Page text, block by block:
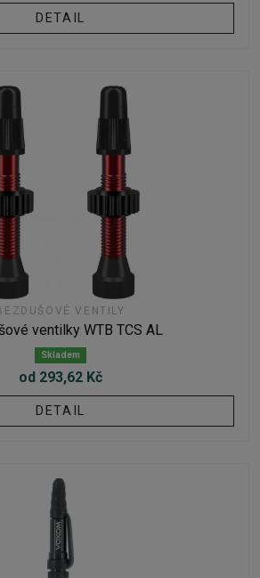
DETAIL
VENTILY
ventilky WTB TCS AL
Skladem
od 293,62 Kč
DETAIL